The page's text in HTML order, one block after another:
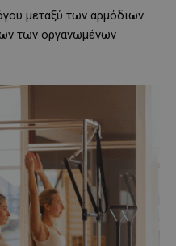
μεταξύ των αρμόδιων
των οργανωμένων